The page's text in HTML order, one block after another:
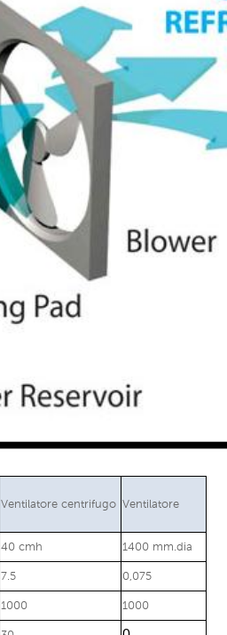
Ventilatore centrifugo Ventilatore
40 cmh 1400 mm.dia
7.5 0,075
1000 1000